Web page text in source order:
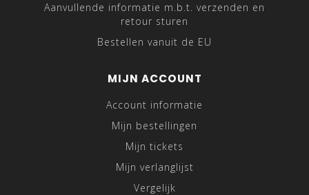
Aanvullende informatie m.b.t. verzenden en
retour sturen
Bestellen vanuit de EU
MIJN ACCOUNT
Account informatie
Mijn bestellingen
Mijn tickets
Mijn verlanglijst
Vergelijk